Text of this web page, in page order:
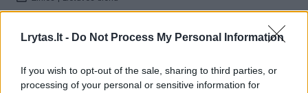
Lrytas.lt - Do Not Process My Personal Information
If you wish to opt-out of the sale, sharing to third parties, or
processing of your personal or sensitive information for
Visi įrašai